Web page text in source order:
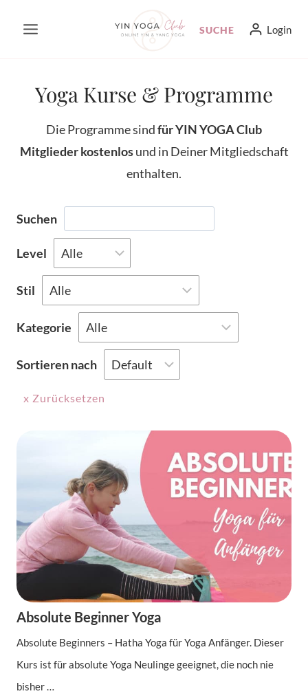
Inhalt
SUCHE Login
Yoga Kurse & Programme
Die Programme sindfürYIN YOGA Club
Mitglieder kostenlosund in Deiner Mitgliedschaft
enthalten.
Suchen
Level
Stil
Kategorie
Sortieren nach
x Zurücksetzen
Absolute Beginner Yoga
Absolute Beginners – Hatha Yoga für Yoga Anfänger. Dieser
Kurs ist für absolute Yoga Neulinge geeignet, die noch nie
bisher …